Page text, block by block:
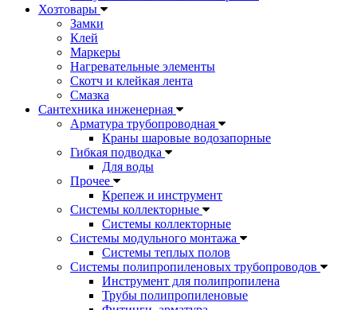
Хозтовары
Замки
Клей
Маркеры
Нагревательные элементы
Скотч и клейкая лента
Смазка
Сантехника инженерная
Арматура трубопроводная
Краны шаровые водозапорные
Гибкая подводка
Для воды
Прочее
Крепеж и инструмент
Системы коллекторные
Системы коллекторные
Системы модульного монтажа
Системы теплых полов
Системы полипропиленовых трубопроводов
Инструмент для полипропилена
Трубы полипропиленовые